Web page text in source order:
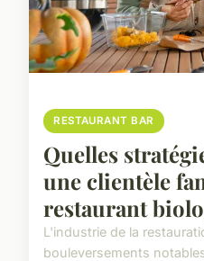
RESTAURANT BAR
Quelles
une clientèle
restaurant
L'industrie de la
bouleversements